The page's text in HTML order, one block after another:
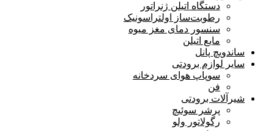
دستگاه اتیلن ژنراتور
رطوبت‌ساز اولترا‌سونیک
سنسور دمای مغز میوه
مایع اتیلن
ساندویچ پانل
سایر لوازم برودتی
سوپاپ هوای سردخانه
فن
شیرآلات برودتی
پرشر سوئیچ
رگولاتور ولو